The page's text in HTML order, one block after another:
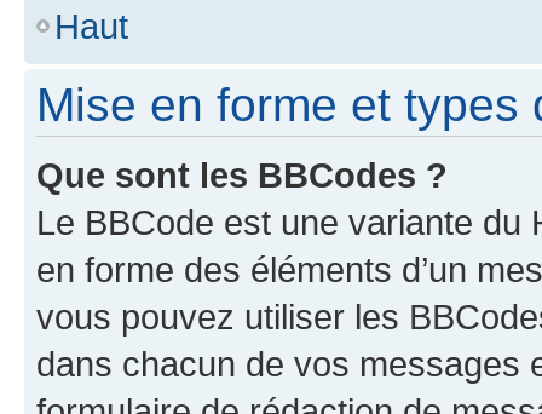
Haut
Mise en forme et types
Que sont les BBCodes ?
Le BBCode est une variante du
en forme des éléments d’un
vous pouvez utiliser les
dans chacun de vos messages